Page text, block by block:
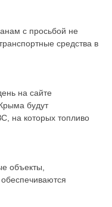
с просьбой не
средства в
на сайте
будут
на которых топливо
объекты,